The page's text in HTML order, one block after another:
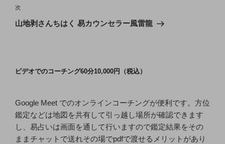
ビ
ゲ
ン
稿
次
の
次
山地剥さんちはく 易カウンセラー風雷龍
ビデオでのコーチング60分10,000円（税込）
Google Meet でのオンラインコーチングが便利です。方位
鑑定などは地図を共有して引っ越し場所が確認できます
し、易占いは画面を通して行いますので鑑定結果をその
ままチャットで送れその場でpdfで渡せるメリットがあり